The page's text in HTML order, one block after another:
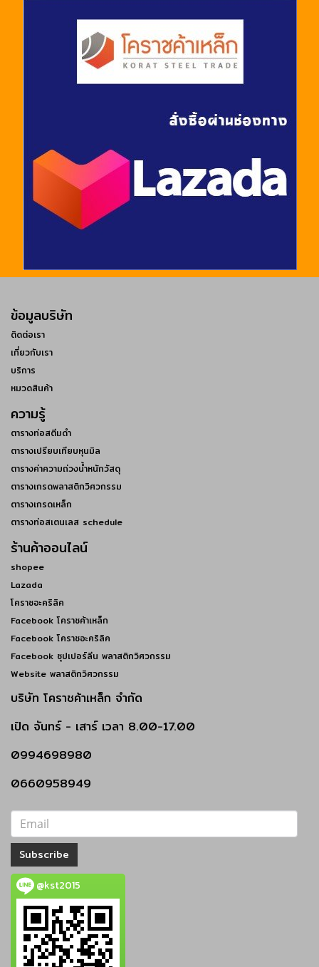
ข้อมูลบริษัท
ติดต่อเรา
เกี่ยวกับเรา
บริการ
หมวดสินค้า
ความรู้
ตารางท่อสตีมดำ
ตารางเปรียบเทียบหุนมิล
ตารางค่าความถ่วงน้ำหนักวัสดุ
ตารางเกรดพลาสติกวิศวกรรม
ตารางเกรดเหล็ก
ตารางท่อสเตนเลส schedule
ร้านค้าออนไลน์
shopee
Lazada
โคราชอะคริลิค
Facebook โคราชค้าเหล็ก
Facebook โคราชอะคริลิค
Facebook ซุปเปอร์ลีน พลาสติกวิศวกรรม
Website พลาสติกวิศวกรรม
บริษัท โคราชค้าเหล็ก จำกัด
เปิด จันทร์ - เสาร์ เวลา 8.00-17.00
0994698980
0660958949
Subscribe
@kst2015